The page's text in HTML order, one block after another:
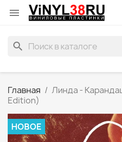

search
Главная
Линда -
Edition)
НОВОЕ